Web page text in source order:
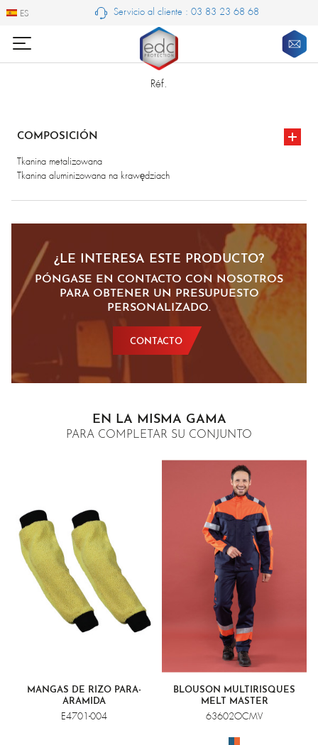
ES
ES Servicio al cliente : 03 83 23 68 68
Réf.
COMPOSICIÓN
Tkanina metalizowana
Tkanina aluminizowana na krawędziach
¿LE INTERESA ESTE PRODUCTO?
PÓNGASE EN CONTACTO CON NOSOTROS
PARA OBTENER UN PRESUPUESTO
PERSONALIZADO.
CONTACTO
EN LA MISMA GAMA
PARA COMPLETAR SU CONJUNTO
MANGAS DE RIZO PARA-
ARAMIDA
E4701-004
BLOUSON MULTIRISQUES
MELT MASTER
63602OCMV